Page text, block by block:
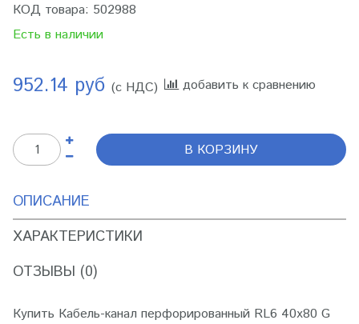
КОД товара: 502988
Есть в наличии
952.14 руб (с НДС) добавить к сравнению
В КОРЗИНУ
ОПИСАНИЕ
ХАРАКТЕРИСТИКИ
ОТЗЫВЫ (0)
Купить Кабель-канал перфорированный RL6 40х80 G